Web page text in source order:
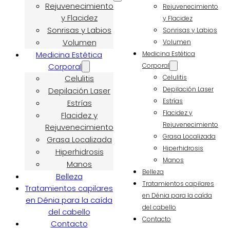
Rejuvenecimiento
y Flacidez
Sonrisas y Labios
Volumen
Medicina Estética
Corporal
Celulitis
Depilación Laser
Estrías
Flacidez y
Rejuvenecimiento
Grasa Localizada
Hiperhidrosis
Manos
Belleza
Tratamientos capilares
en Dénia para la caída
del cabello
Contacto
Rejuvenecimiento
y Flacidez
Sonrisas y Labios
Volumen
Medicina Estética
Corporal
Celulitis
Depilación Laser
Estrías
Flacidez y
Rejuvenecimiento
Grasa Localizada
Hiperhidrosis
Manos
Belleza
Tratamientos capilares
en Dénia para la caída
del cabello
Contacto